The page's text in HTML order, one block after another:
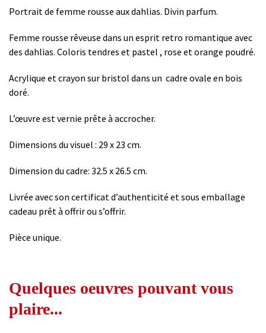
Portrait de femme rousse aux dahlias. Divin parfum.
Femme rousse rêveuse dans un esprit retro romantique avec
des dahlias. Coloris tendres et pastel , rose et orange poudré.
Acrylique et crayon sur bristol dans un cadre ovale en bois
doré.
L’œuvre est vernie prête à accrocher.
Dimensions du visuel : 29 x 23 cm.
Dimension du cadre: 32.5 x 26.5 cm.
Livrée avec son certificat d’authenticité et sous emballage
cadeau prêt à offrir ou s’offrir.
Pièce unique.
Quelques oeuvres pouvant vous
plaire...